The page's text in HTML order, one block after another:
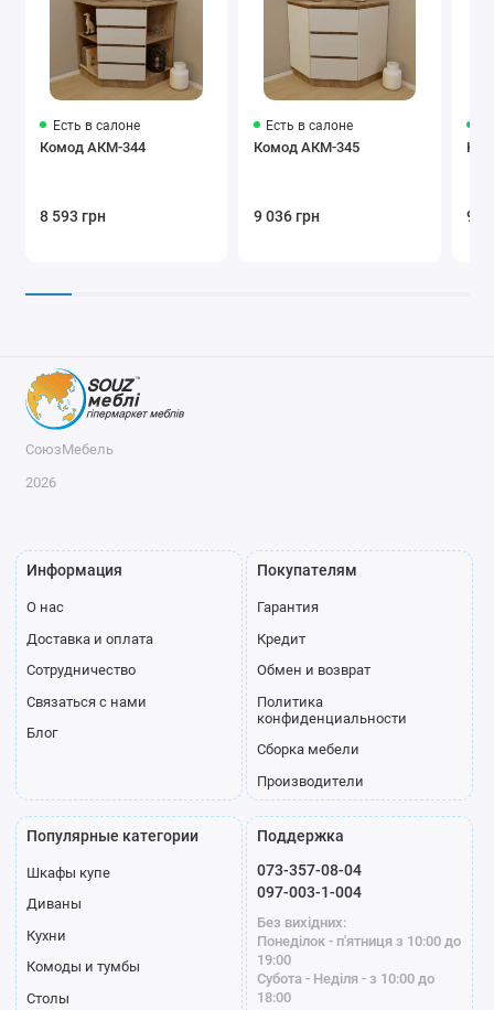
Есть в салоне
Комод АКМ-344
8 593 грн
Есть в салоне
Комод АКМ-345
9 036 грн 9
СоюзМебель
2026
Информация
О нас
Доставка и оплата
Сотрудничество
Связаться с нами
Блог
Покупателям
Гарантия
Кредит
Обмен и возврат
Политика
конфиденциальности
Сборка мебели
Производители
Популярные категории
Шкафы купе
Диваны
Кухни
Комоды и тумбы
Столы
Поддержка
073-357-08-04
097-003-1-004
Без вихідних:
Понеділок - п'ятниця з 10:00 до
19:00
Субота - Неділя - з 10:00 до
18:00